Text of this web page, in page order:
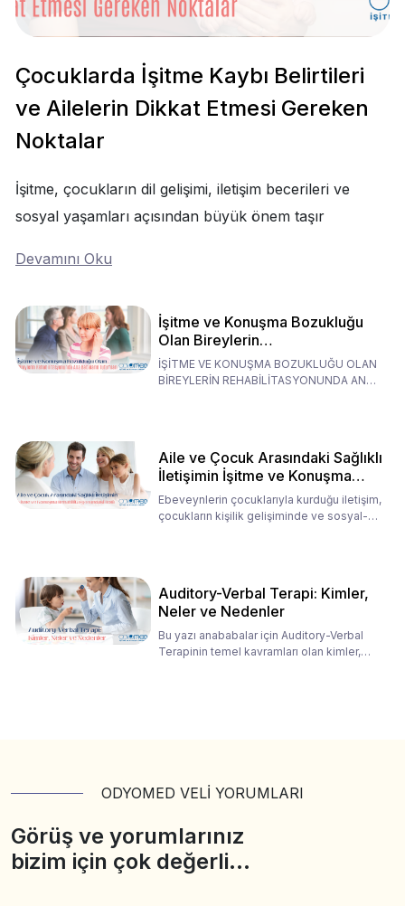
Çocuklarda İşitme Kaybı Belirtileri
ve Ailelerin Dikkat Etmesi Gereken
Noktalar
İşitme, çocukların dil gelişimi, iletişim becerileri ve
sosyal yaşamları açısından büyük önem taşır
Devamını Oku
İşitme ve Konuşma Bozukluğu
Olan Bireylerin
Rehabilitasyonunda Ana
Babaların Tutumları
İŞİTME VE KONUŞMA BOZUKLUĞU OLAN
BİREYLERİN REHABİLİTASYONUNDA ANA
Aile ve Çocuk Arasındaki Sağlıklı
İletişimin İşitme ve Konuşma
Rehabilitasyonundaki Rolü
Ebeveynlerin çocuklarıyla kurduğu iletişim,
çocukların kişilik gelişiminde ve sosyal-
Auditory-Verbal Terapi: Kimler,
Neler ve Nedenler
Bu yazı anababalar için Auditory-Verbal
Terapinin temel kavramları olan kimler,
ODYOMED VELİ YORUMLARI
Görüş ve yorumlarınız
bizim için çok değerli…